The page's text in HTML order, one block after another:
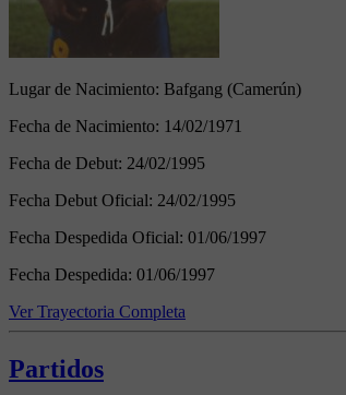
Lugar de Nacimiento: Bafgang (Camerún)
Fecha de Nacimiento: 14/02/1971
Fecha de Debut: 24/02/1995
Fecha Debut Oficial: 24/02/1995
Fecha Despedida Oficial: 01/06/1997
Fecha Despedida: 01/06/1997
Ver Trayectoria Completa
Partidos